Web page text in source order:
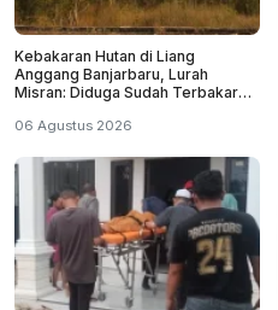
Kebakaran Hutan di Liang
Anggang Banjarbaru, Lurah
Misran: Diduga Sudah Terbakar
06 Agustus 2026